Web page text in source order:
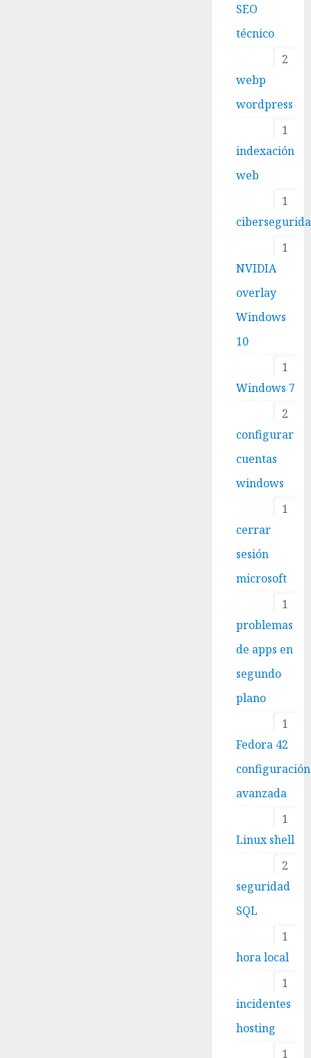
SEO
técnico
2
webp
wordpress
1
indexación
web
1
1
NVIDIA
overlay
Windows
10
1
Windows 7
2
configurar
cuentas
windows
1
cerrar
sesión
microsoft
1
problemas
de apps en
segundo
plano
1
Fedora 42
configuración
avanzada
1
Linux shell
2
seguridad
SQL
1
hora local
1
incidentes
hosting
1